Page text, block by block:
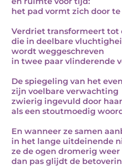
het pad vormt zich door
Verdriet transformeert tot
die in deelbare
wordt weggeschreven
in twee paar vlinderende
De spiegeling van het
zijn voelbare verwachting
zwierig ingevuld door
als een stoutmoedig
En wanneer ze samen
in het lange uitdeinende
ze de ogen dromerig weer
dan pas glijdt de